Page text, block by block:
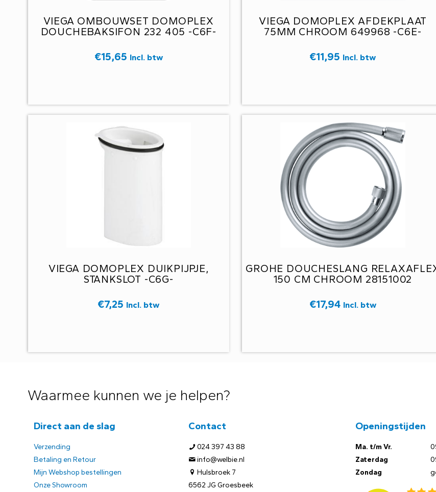
VIEGA OMBOUWSET DOMOPLEX
DOUCHEBAKSIFON 232 405 -C6F-
€15,65 Incl. btw
VIEGA DOMOPLEX AFDEKPLAAT
75MM CHROOM 649968 -C6E-
€11,95 Incl. btw
VIEGA DOMOPLEX DUIKPIJPJE,
STANKSLOT -C6G-
€7,25 Incl. btw
GROHE DOUCHESLANG
150 CM CHROOM 28151002
€17,94 Incl. btw
Waarmee kunnen we je helpen?
Direct aan de slag
Verzending
Betaling en Retour
Mijn Webshop bestellingen
Onze Showroom
Contact
024 397 43 88
info@welbie.nl
Hulsbroek 7
6562 JG Groesbeek
Openingstijden
Ma. t/m Vr.
Zaterdag
Zondag